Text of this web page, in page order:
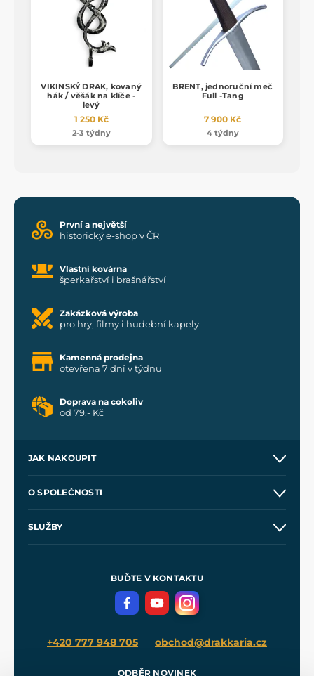
VIKINSKÝ DRAK, kovaný
hák / věšák na klíče -
levý
1 250 Kč
2-3 týdny
BRENT, jednoruční meč
Full -Tang
7 900 Kč
4 týdny
První a největší
historický e-shop v ČR
Vlastní kovárna
šperkařství i brašnářství
Zakázková výroba
pro hry, filmy i hudební kapely
Kamenná prodejna
otevřena 7 dní v týdnu
Doprava na cokoliv
od 79,- Kč
JAK NAKOUPIT
Velkoobchod
O SPOLEČNOSTI
SLUŽBY
Meče pro Kingdom Come
BUĎTE V KONTAKTU
+420 777 948 705 obchod@drakkaria.cz
ODBĚR NOVINEK